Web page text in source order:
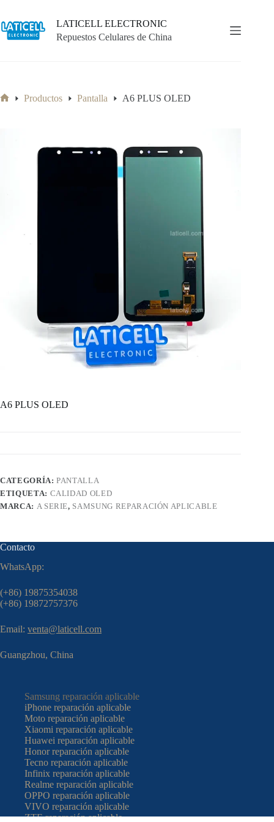
contenido
LATICELL ELECTRONIC
Repuestos Celulares de China
Productos Pantalla A6 PLUS OLED
A6 PLUS OLED
CATEGORÍA:PANTALLA
ETIQUETA: CALIDAD OLED
MARCA: A SERIE, SAMSUNG REPARACIÓN APLICABLE
Contacto
WhatsApp:
(+86) 19875354038
(+86) 19872757376
Email: venta@laticell.com
Guangzhou, China
Samsung reparación aplicable
iPhone reparación aplicable
Moto reparación aplicable
Xiaomi reparación aplicable
Huawei reparación aplicable
Honor reparación aplicable
Tecno reparación aplicable
Infinix reparación aplicable
Realme reparación aplicable
OPPO reparación aplicable
VIVO reparación aplicable
ZTE reparación aplicable